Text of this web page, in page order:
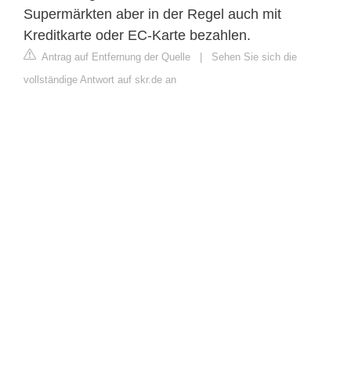
Supermärkten aber in der Regel auch mit
Kreditkarte oder EC-Karte bezahlen.
Antrag auf Entfernung der Quelle
Sehen Sie sich die
vollständige Antwort auf skr.de an